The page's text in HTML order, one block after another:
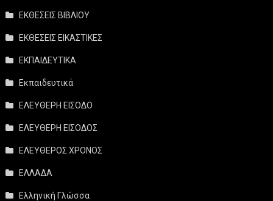
ΕΚΘΕΣΕΙΣ ΒΙΒΛΙΟΥ
ΕΚΘΕΣΕΙΣ ΕΙΚΑΣΤΙΚΕΣ
ΕΚΠΑΙΔΕΥΤΙΚΑ
Εκπαιδευτικά
ΕΛΕΥΘΕΡΗ ΕΙΣΟΔΟ
ΕΛΕΥΘΕΡΗ ΕΙΣΟΔΟΣ
ΕΛΕΥΘΕΡΟΣ ΧΡΟΝΟΣ
ΕΛΛΑΔΑ
Ελληνική Γλώσσα